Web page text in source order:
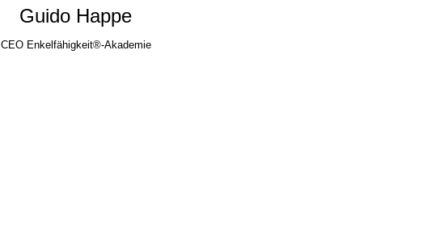
Guido Happe
CEO Enkelfähigkeit®-Akademie